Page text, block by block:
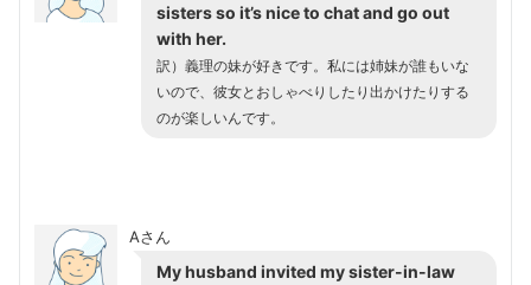
sisters so it’s nice to chat and go out
with her.
訳）義理の妹が好きです。私には姉妹が誰もいな
いので、彼女とおしゃべりしたり出かけたりする
のが楽しいんです。
Aさん
My husband invited my sister-in-law